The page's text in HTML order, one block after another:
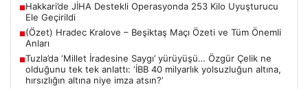
■Hakkari’de JİHA Destekli Operasyonda 253 Kilo Uyuşturucu
Ele Geçirildi
■(Özet) Hradec Kralove – Beşiktaş Maçı Özeti ve Tüm Önemli
Anları
■Tuzla’da ‘Millet İradesine Saygı’ yürüyüşü… Özgür Çelik ne
olduğunu tek tek anlattı: ‘İBB 40 milyarlık yolsuzluğun altına,
hırsızlığın altına niye imza atsın?’